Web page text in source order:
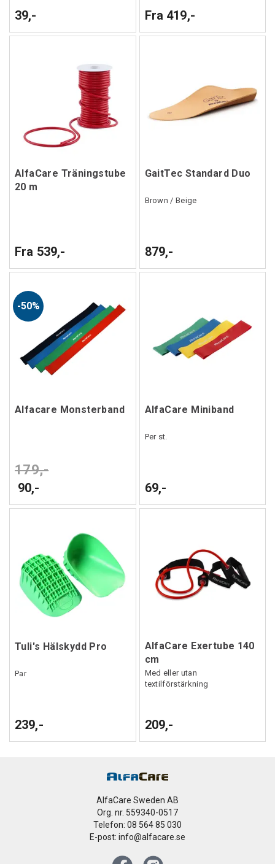
39,- Fra 419,-
AlfaCare Träningstube
20 m
Fra 539,-
GaitTec Standard Duo
Brown / Beige
879,-
50%
Alfacare Monsterband
179,-
90,-
AlfaCare Miniband
Per st.
69,-
Tuli's Hälskydd Pro
Par
239,-
AlfaCare Exertube 140
cm
Med eller utan
textilförstärkning
209,-
AlfaCare Sweden AB
Org. nr. 559340-0517
Telefon: 08 564 85 030
E-post: info@alfacare.se